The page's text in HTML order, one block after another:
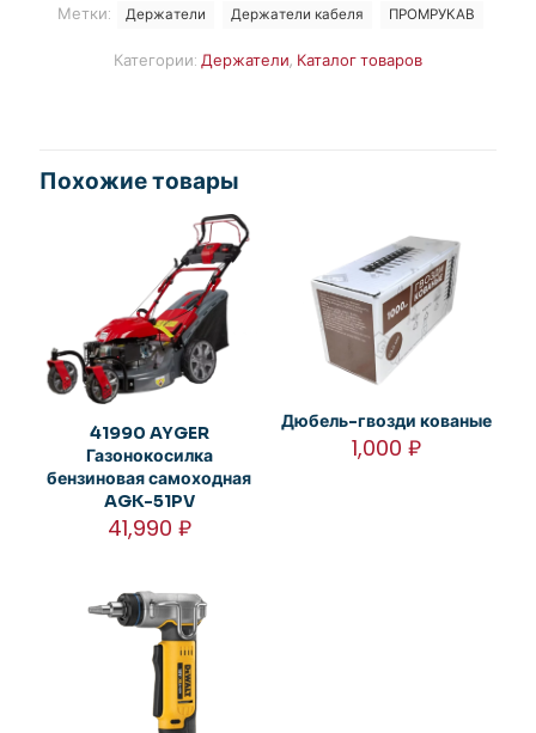
Категории: Держатели, Каталог товаров
Метки: Держатели Держатели кабеля ПРОМРУКАВ
Похожие товары
41990 AYGER
Газонокосилка
бензиновая самоходная
AGK-51PV
41,990 ₽
Дюбель-гвозди кованые
1,000₽